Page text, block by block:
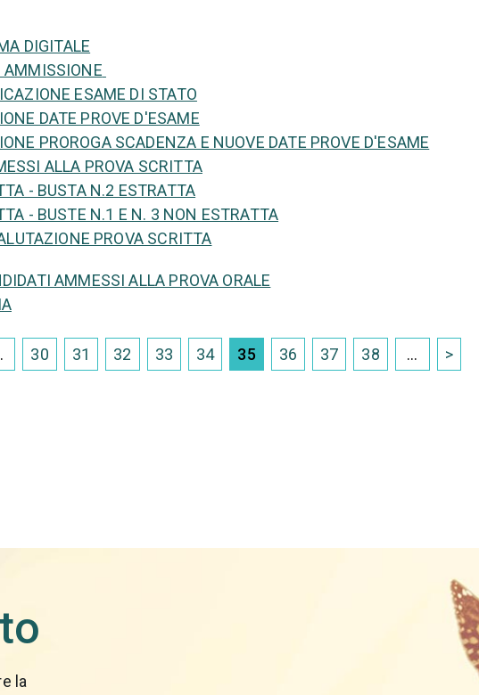
DIGITALE
AMMISSIONE
ESAME DI STATO
DATE PROVE D'ESAME
PROROGA SCADENZA E NUOVE DATE PROVE D'ESAME
ALLA PROVA SCRITTA
- BUSTA N.2 ESTRATTA
- BUSTE N.1 E N. 3 NON ESTRATTA
PROVA SCRITTA
AMMESSI ALLA PROVA ORALE
30 31 32 33 34 35 36 37 38 ... >
la